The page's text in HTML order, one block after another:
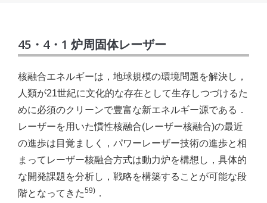
サービス
45・4・1 炉周固体レーザー
核融合エネルギーは，地球規模の環境問題を解決し，
人類が21世紀に文化的な存在として生存しつづけるた
めに必須のクリーンで豊富な新エネルギー源である．
レーザーを用いた慣性核融合(レーザー核融合)の最近
の進歩は目覚ましく，パワーレーザー技術の進歩と相
まってレーザー核融合方式は動力炉を構想し，具体的
な開発課題を分析し，戦略を構築することが可能な段
階となってきた59) ．